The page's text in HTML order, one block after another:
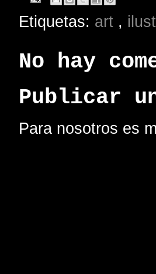
Etiquetas: art ,
No hay
Publicar
Para nosotros es